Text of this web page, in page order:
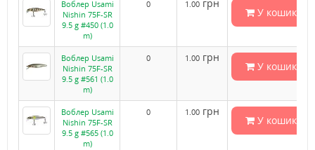
Воблер Usami
Nishin 75F-SR
9.5 g #450 (1.0
m)
0 1.00 грн
У кошик
Воблер Usami
Nishin 75F-SR
9.5 g #561 (1.0
m)
0 1.00 грн
У кошик
Воблер Usami
Nishin 75F-SR
9.5 g #565 (1.0
m)
0 1.00 грн
У кошик